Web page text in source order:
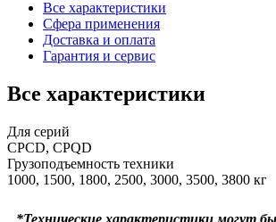
Все характеристики
Сфера применения
Доставка и оплата
Гарантия и сервис
Все характеристики
Для серий
CPCD, CPQD
Грузоподъемность техники
1000, 1500, 1800, 2500, 3000, 3500, 3800 кг
*Технические характеристики могут